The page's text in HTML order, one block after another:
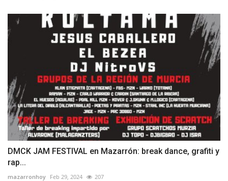
DMCK JAM FESTIVAL en Mazarrón: break dance, grafiti y
rap...
mazarronhoy Feb 29, 2024 207